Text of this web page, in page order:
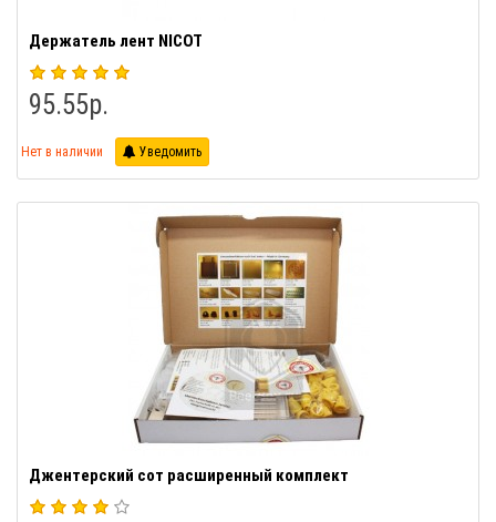
Держатель лент NICOT
95.55р.
Нет в наличии Уведомить
Джентерский сот расширенный комплект